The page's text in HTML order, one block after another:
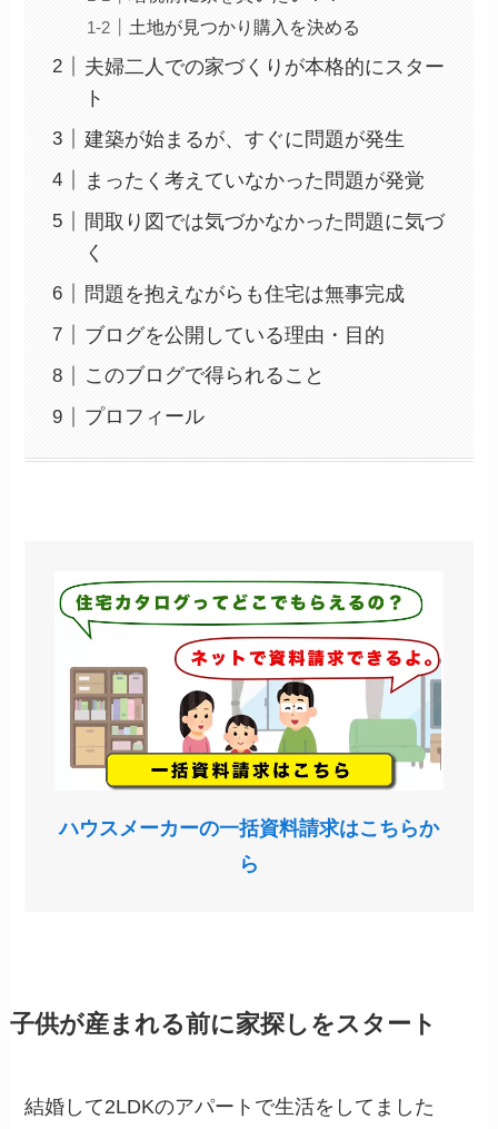
土地が見つかり購入を決める
夫婦二人での家づくりが本格的にスター
ト
建築が始まるが、すぐに問題が発生
まったく考えていなかった問題が発覚
間取り図では気づかなかった問題に気づ
く
問題を抱えながらも住宅は無事完成
ブログを公開している理由・目的
このブログで得られること
プロフィール
ハウスメーカーの一括資料請求はこちらか
ら
子供が産まれる前に家探しをスタート
結婚して2LDKのアパートで生活をしてました